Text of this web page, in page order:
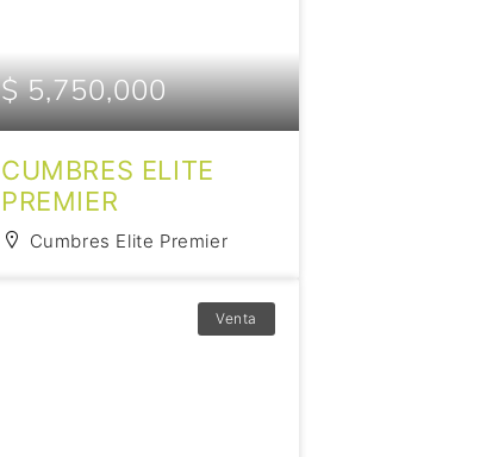
$ 5,750,000
CUMBRES ELITE
PREMIER
Cumbres Elite Premier
Venta